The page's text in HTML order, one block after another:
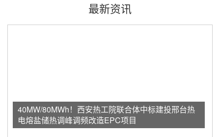
最新资讯
40MW/80MWh！西安热工院联合体中标建投邢台热
电熔盐储热调峰调频改造EPC项目